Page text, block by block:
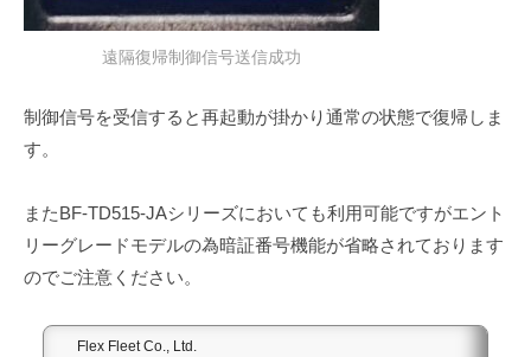
遠隔復帰制御信号送信成功
制御信号を受信すると再起動が掛かり通常の状態で復帰しま
す。
またBF-TD515-JAシリーズにおいても利用可能ですがエント
リーグレードモデルの為暗証番号機能が省略されております
のでご注意ください。
Flex Fleet Co., Ltd.